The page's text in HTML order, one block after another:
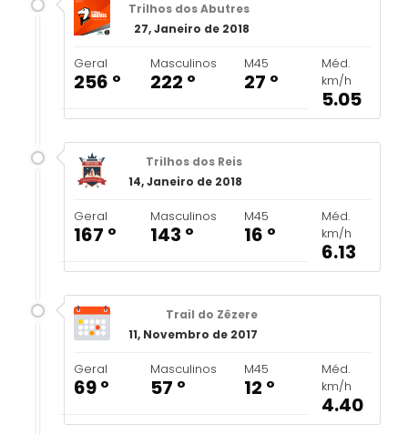
Trilhos dos Abutres
27, Janeiro de 2018
Geral
256 º
Masculinos
222 º
M45
27 º
Méd.
km/h
5.05
Trilhos dos Reis
14, Janeiro de 2018
Geral
167 º
Masculinos
143 º
M45
16 º
Méd.
km/h
6.13
Trail do Zêzere
11, Novembro de 2017
Geral
69 º
Masculinos
57 º
M45
12 º
Méd.
km/h
4.40